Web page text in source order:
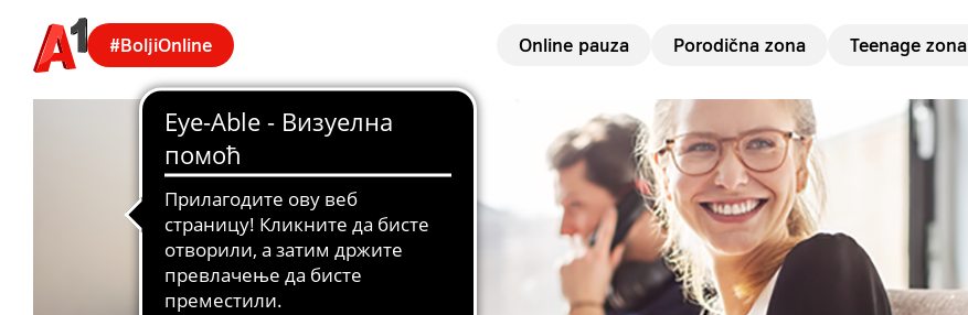
#BoljiOnline Online pauza Porodična zona Teenage zona